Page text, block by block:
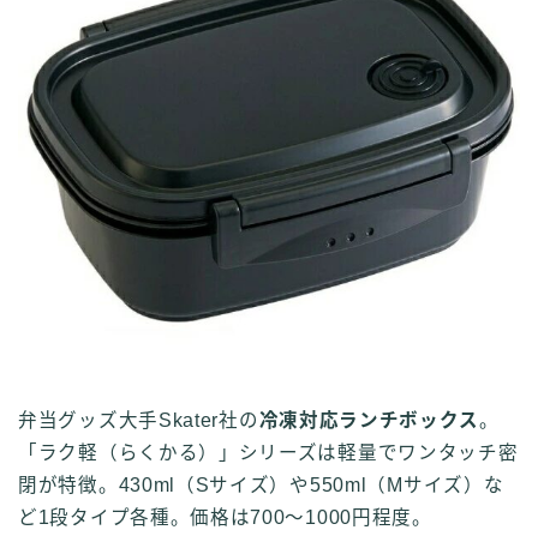
弁当グッズ大手Skater社の冷凍対応ランチボックス。
「ラク軽（らくかる）」シリーズは軽量でワンタッチ密
閉が特徴。430ml（Sサイズ）や550ml（Mサイズ）な
ど1段タイプ各種。価格は700～1000円程度。